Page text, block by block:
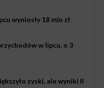
wyniosły 18 mln zł
w lipcu, o 3
zyski, ale wyniki II